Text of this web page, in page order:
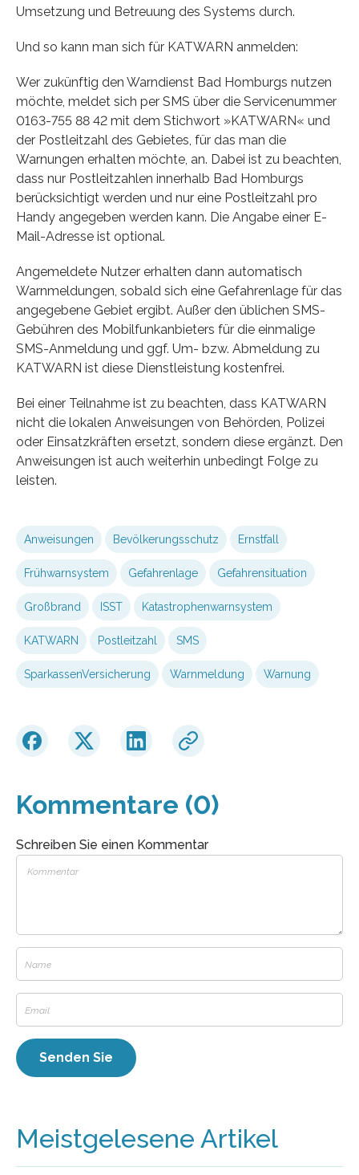
Umsetzung und Betreuung des Systems durch.
Und so kann man sich für KATWARN anmelden:
Wer zukünftig den Warndienst Bad Homburgs nutzen
möchte, meldet sich per SMS über die Servicenummer
0163-755 88 42 mit dem Stichwort »KATWARN« und
der Postleitzahl des Gebietes, für das man die
Warnungen erhalten möchte, an. Dabei ist zu beachten,
dass nur Postleitzahlen innerhalb Bad Homburgs
berücksichtigt werden und nur eine Postleitzahl pro
Handy angegeben werden kann. Die Angabe einer E-
Mail-Adresse ist optional.
Angemeldete Nutzer erhalten dann automatisch
Warnmeldungen, sobald sich eine Gefahrenlage für das
angegebene Gebiet ergibt. Außer den üblichen SMS-
Gebühren des Mobilfunkanbieters für die einmalige
SMS-Anmeldung und ggf. Um- bzw. Abmeldung zu
KATWARN ist diese Dienstleistung kostenfrei.
Bei einer Teilnahme ist zu beachten, dass KATWARN
nicht die lokalen Anweisungen von Behörden, Polizei
oder Einsatzkräften ersetzt, sondern diese ergänzt. Den
Anweisungen ist auch weiterhin unbedingt Folge zu
leisten.
Anweisungen Bevölkerungsschutz Ernstfall
Frühwarnsystem Gefahrenlage Gefahrensituation
Großbrand ISST Katastrophenwarnsystem
KATWARN Postleitzahl SMS
SparkassenVersicherung Warnmeldung Warnung
Kommentare (0)
Schreiben Sie einen Kommentar
Meistgelesene Artikel